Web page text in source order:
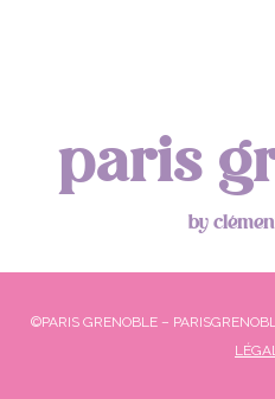
paris
by
©PARIS GRENOBLE –